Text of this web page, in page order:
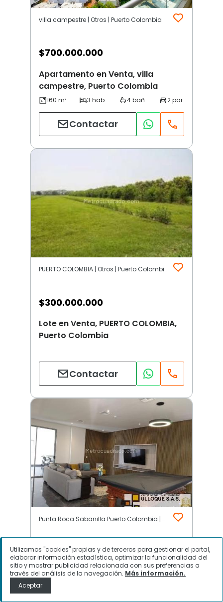
villa campestre | Otros | Puerto Colombia
$700.000.000
Apartamento en Venta, villa
campestre, Puerto Colombia
Contactar
PUERTO COLOMBIA | Otros | Puerto Colombia
$300.000.000
Lote en Venta, PUERTO COLOMBIA,
Puerto Colombia
Contactar
Punta Roca Sabanilla Puerto Colombia | Otros | Puerto Colombia
$800.000.000
Apartamento en Venta, Punta Roca
Sabanilla Puerto Colombia, Puerto
Colombia
Utilizamos "cookies" propias y de terceros para gestionar el portal,
elaborar información estadística, optimizar la funcionalidad del
sitio y mostrar publicidad relacionada con sus preferencias a
través del análisis de la navegación. Más información.
Aceptar